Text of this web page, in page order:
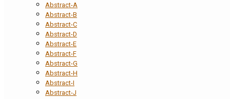
Abstract-A
Abstract-B
Abstract-C
Abstract-D
Abstract-E
Abstract-F
Abstract-G
Abstract-H
Abstract-I
Abstract-J